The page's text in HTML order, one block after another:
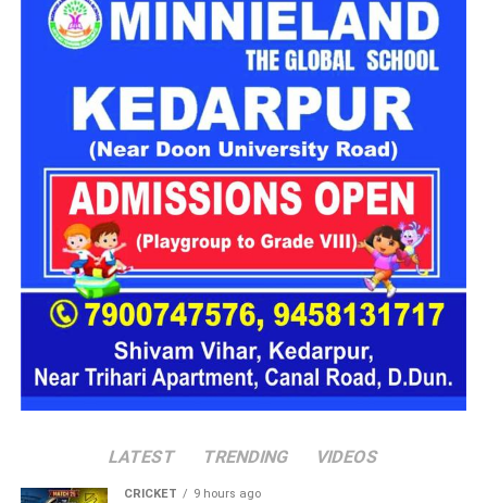
कई बार बच्चे वहां से निकलने या भागने की कोशिश तक करने लगते हैं।
इसी समस्या को ध्यान में रखते हुए विभाग अब ऐसा इंफ्रास्ट्रक्चर तैयार
करने की दिशा में काम कर रहा है, जहां रहने वाले लोगों को संस्थागत माहौल
के बजाय परिवार जैसा वातावरण मिल सके।
16 घरों में मिलेगा परिवार जैसा माहौल
प्रस्तावित आलंबन गांव में कॉटेज और छोटे घर विकसित किए जाएंगे। यहां
एक परिवार की तर्ज पर लोगों को रखा जाएगा। योजना के मुताबिक, एक
यूनिट में करीब दो महिलाएं, चार बच्चे और एक किशोरी को शामिल किया
जाएगा। इस तरह उन्हें एक परिवार की तरह साथ रहने का अवसर मिलेगा।
हर यूनिट में अलग किचन जैसी सुविधाएं भी होंगी, ताकि वहां रहने वाली
महिलाओं और बच्चों को रोजमर्रा के जीवन में ज्यादा स्वतंत्रता और जिम्मेदारी
का अनुभव हो सके। प्रस्तावित परिसर में कुल 16 घर विकसित किए
जाएंगे, जिनमें करीब 88 लोगों के रहने की व्यवस्था होगी।
LATEST TRENDING VIDEOS
CRICKET 9 hours ago